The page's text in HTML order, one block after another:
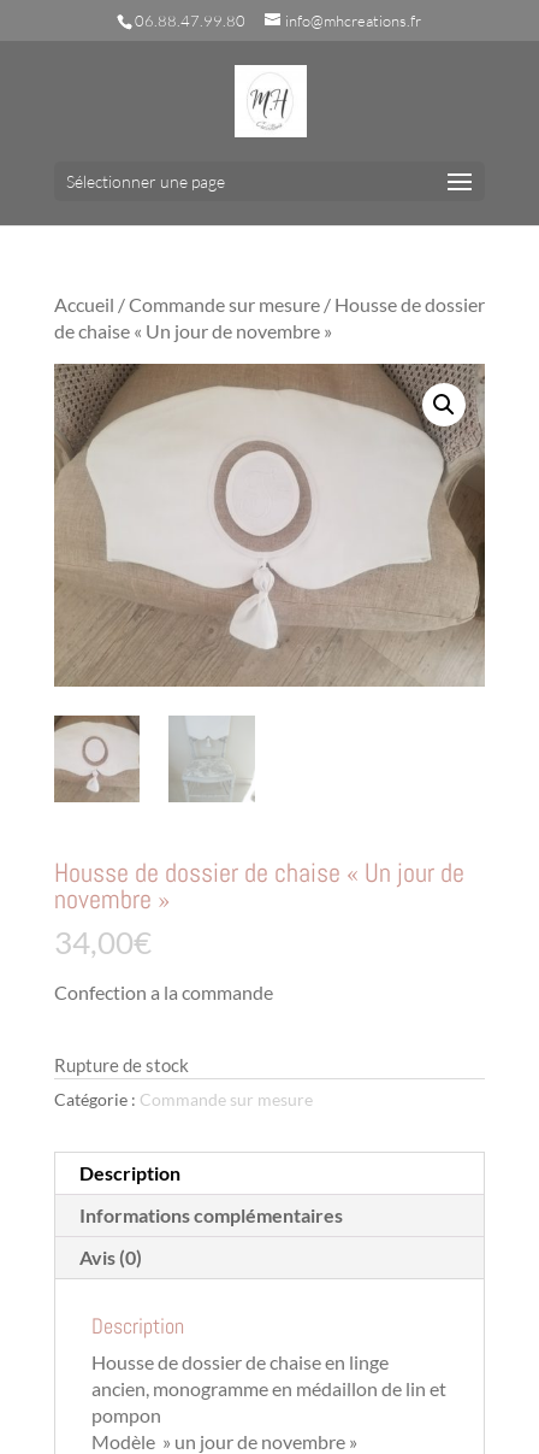
06.88.47.99.80 info@mhcreations.fr
Sélectionner une page
Accueil /Commande sur mesure/ Housse de dossier
de chaise « Un jour de novembre »
Housse de dossier de chaise « Un jour de
novembre »
34,00€
Confection a la commande
Rupture de stock
Catégorie : Commande sur mesure
Description
Informations complémentaires
Avis (0)
Description
Housse de dossier de chaise en linge
ancien, monogramme en médaillon de lin et
pompon
Modèle » un jour de novembre »